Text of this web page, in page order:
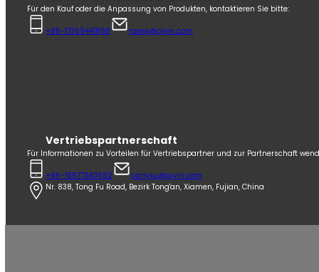
Für den Kauf oder die Anpassung von Produkten, kontaktieren Sie bitte:
+86-17359441868 raowj@aiyin.com
Vertriebspartnerschaft
Für Informationen zu Vorteilen für Vertriebspartner und zur Partnerschaft
+86-18577340582
carlyxu@aiyin.com
Nr. 838, Tong Fu Road, Bezirk Tong'an, Xiamen, Fujian, China